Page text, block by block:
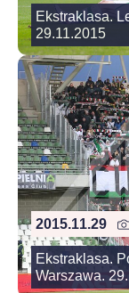
Ekstraklasa.
29.11.2015
2015.11.29
Ekstraklasa.
Warszawa.